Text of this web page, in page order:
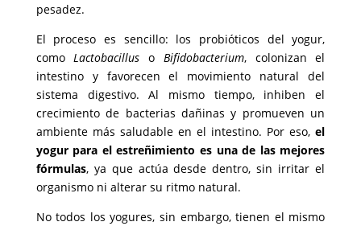
pesadez.
El proceso es sencillo: los probióticos del yogur,
como Lactobacillus o Bifidobacterium, colonizan el
intestino y favorecen el movimiento natural del
sistema digestivo. Al mismo tiempo, inhiben el
crecimiento de bacterias dañinas y promueven un
ambiente más saludable en el intestino. Por eso,el
yogur para el estreñimiento es una de las mejores
fórmulas, ya que actúa desde dentro, sin irritar el
organismo ni alterar su ritmo natural.
No todos los yogures, sin embargo, tienen el mismo